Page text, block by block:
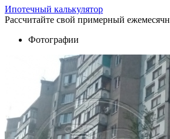
Ипотечный калькулятор
Рассчитайте свой примерный
Фотографии